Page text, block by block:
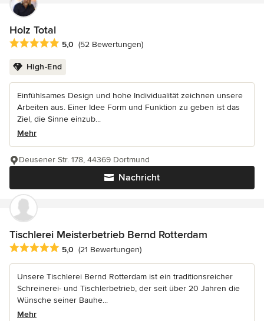
Holz Total
Durchschnittliche Bewertung: 5 von 5 Sternen
5,0 (52 Bewertungen)
High-End
Einfühlsames Design und hohe Individualität zeichnen unsere
Arbeiten aus. Einer Idee Form und Funktion zu geben ist das
Ziel, die Sinne einzub...
Mehr
Nachricht
Deusener Str. 178, 44369 Dortmund
Tischlerei Meisterbetrieb Bernd Rotterdam
Durchschnittliche Bewertung: 5 von 5 Sternen
5,0 (21 Bewertungen)
Unsere Tischlerei Bernd Rotterdam ist ein traditionsreicher
Schreinerei- und Tischlerbetrieb, der seit über 20 Jahren die
Wünsche seiner Bauhe...
Mehr